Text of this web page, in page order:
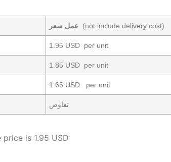
عمل سعر(not include delivery cost)
1.95 USD per unit
1.85 USD per unit
1.65 USD per unit
تفاوض
is 1.95 USD